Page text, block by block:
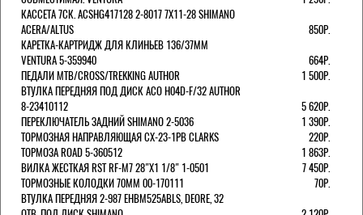
КАССЕТА 7СК. ACSHG417128 2-8017 7Х11-28 SHIMANO
ACERA/ALTUS
850Р.
КАРЕТКА-КАРТРИДЖ ДЛЯ КЛИНЬЕВ 136/37ММ
VENTURA 5-359940
664Р.
ПЕДАЛИ MTB/CROSS/TREKKING AUTHOR
1 500Р.
ВТУЛКА ПЕРЕДНЯЯ ПОД ДИСК ACO H04D-F/32 AUTHOR
8-23410112
5 620Р.
ПЕРЕКЛЮЧАТЕЛЬ ЗАДНИЙ SHIMANO 2-5036
1 390Р.
ТОРМОЗНАЯ НАПРАВЛЯЮЩАЯ CX-23-1PB CLARKS
220Р.
ТОРМОЗА ROAD 5-360512
1 863Р.
ВИЛКА ЖЕСТКАЯ RST RF-M7 28"Х1 1/8" 1-0501
7 450Р.
ТОРМОЗНЫЕ КОЛОДКИ 70ММ 00-170111
70Р.
ВТУЛКА ПЕРЕДНЯЯ 2-987 EHBM525ABLS, DEORE, 32